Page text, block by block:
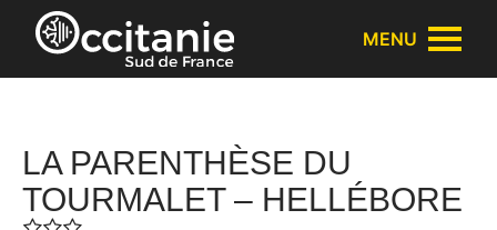
Panneau de gestion des cookies
MENU
LA PARENTHÈSE DU
TOURMALET – HELLÉBORE